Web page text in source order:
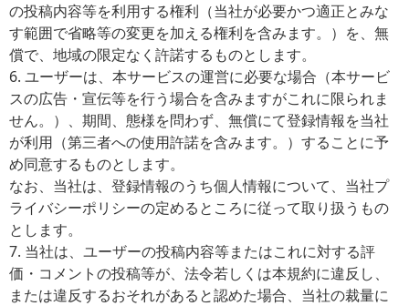
の投稿内容等を利用する権利（当社が必要かつ適正とみな
す範囲で省略等の変更を加える権利を含みます。）を、無
償で、地域の限定なく許諾するものとします。
6. ユーザーは、本サービスの運営に必要な場合（本サービ
スの広告・宣伝等を行う場合を含みますがこれに限られま
せん。）、期間、態様を問わず、無償にて登録情報を当社
が利用（第三者への使用許諾を含みます。）することに予
め同意するものとします。
なお、当社は、登録情報のうち個人情報について、当社プ
ライバシーポリシーの定めるところに従って取り扱うもの
とします。
7. 当社は、ユーザーの投稿内容等またはこれに対する評
価・コメントの投稿等が、法令若しくは本規約に違反し、
または違反するおそれがあると認めた場合、当社の裁量に